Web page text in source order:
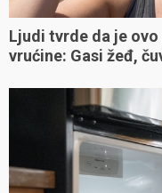
Ljudi tvrde da je
vrućine: Gasi žeđ,